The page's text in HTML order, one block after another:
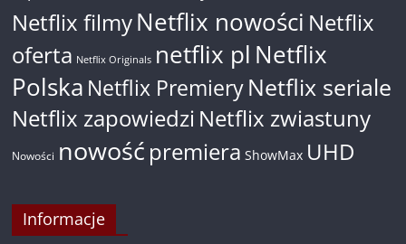
Netflix filmyNetflix nowości Netflix
oferta Netflix Originals netflix pl Netflix
Polska Netflix PremieryNetflix seriale
Netflix zapowiedzi Netflix zwiastuny
Nowości nowość premiera ShowMax UHD
Informacje